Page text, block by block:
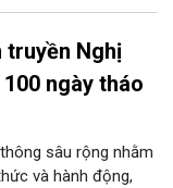
truyền Nghị
ngày tháo
sâu rộng nhằm
và hành động,